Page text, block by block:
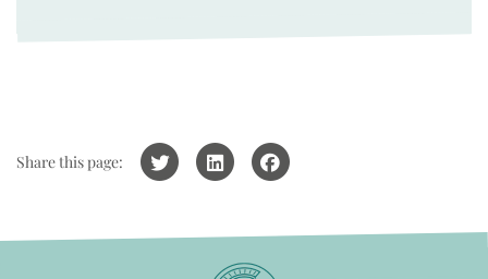
Share this page: